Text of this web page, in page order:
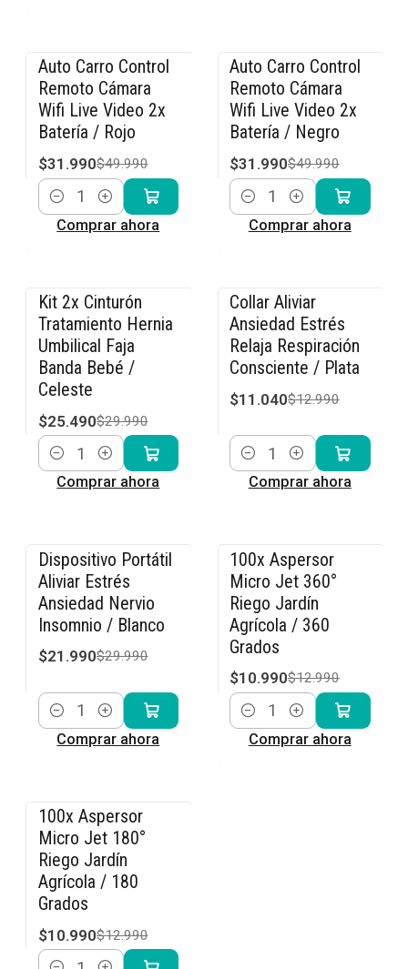
-36% OFF
Auto Carro Control
Remoto Cámara
Wifi Live Video 2x
Batería / Rojo
$31.990$49.990
Cantidad
Comprar ahora
-36% OFF
Auto Carro Control
Remoto Cámara
Wifi Live Video 2x
Batería / Negro
$31.990$49.990
Cantidad
Comprar ahora
-15% OFF
Kit 2x Cinturón
Tratamiento Hernia
Umbilical Faja
Banda Bebé /
Celeste
$25.490$29.990
Cantidad
Comprar ahora
-15% OFF
Collar Aliviar
Ansiedad Estrés
Relaja Respiración
Consciente / Plata
$11.040$12.990
Cantidad
Comprar ahora
-27% OFF
Dispositivo Portátil
Aliviar Estrés
Ansiedad Nervio
Insomnio / Blanco
$21.990$29.990
Cantidad
Comprar ahora
-15% OFF
100x Aspersor
Micro Jet 360°
Riego Jardín
Agrícola / 360
Grados
$10.990$12.990
Cantidad
Comprar ahora
-15% OFF
100x Aspersor
Micro Jet 180°
Riego Jardín
Agrícola / 180
Grados
$10.990$12.990